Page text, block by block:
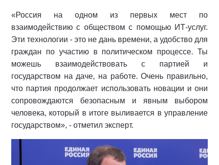
«Россия на одном из первых мест по
взаимодействию с обществом с помощью ИТ-услуг.
Эти технологии - это не дань времени, а удобство для
граждан по участию в политическом процессе. Ты
можешь взаимодействовать с партией и
государством на даче, на работе. Очень правильно,
что партия продолжает использовать новации и они
сопровождаются безопасным и явным выбором
человека, который в итоге выливается в управление
государством», - отметил эксперт.